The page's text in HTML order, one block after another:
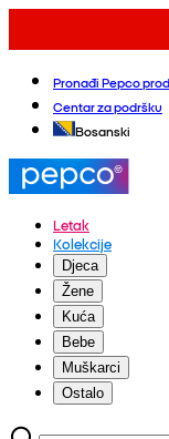
Pronađi Pepco
Centar za podršku
Bosanski
Letak
Kolekcije
Djeca
Žene
Kuća
Bebe
Muškarci
Ostalo